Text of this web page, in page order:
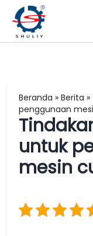
Beranda » Berita »
penggunaan
untuk
mesin